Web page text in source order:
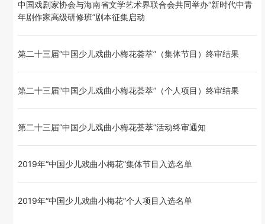
中国戏剧家协会与海南省文学艺术界联合会共同举办“新时代中青
年剧作家高级研修班”剧本征集启动
第二十三届“中国少儿戏曲小梅花荟萃”（集体节目）终审结果
第二十三届“中国少儿戏曲小梅花荟萃”（个人项目）终审结果
第二十三届“中国少儿戏曲小梅花荟萃”活动终审通知
2019年“中国少儿戏曲小梅花”集体节目入选名单
2019年“中国少儿戏曲小梅花”个人项目入选名单